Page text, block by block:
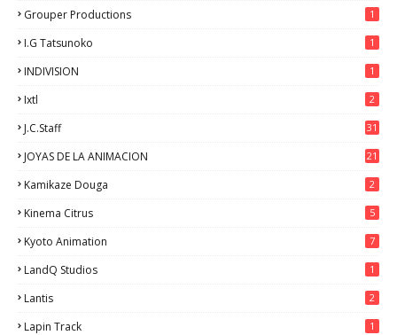
Grouper Productions 1
I.G Tatsunoko 1
INDIVISION 1
Ixtl 2
J.C.Staff 31
JOYAS DE LA ANIMACION 21
Kamikaze Douga 2
Kinema Citrus 5
Kyoto Animation 7
LandQ Studios 1
Lantis 2
Lapin Track 1